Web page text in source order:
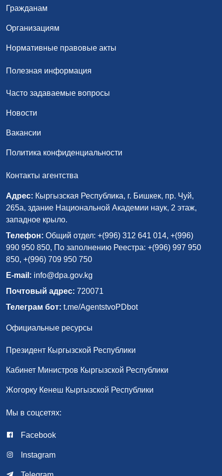
Гражданам
Организациям
Нормативные правовые акты
Полезная информация
Часто задаваемые вопросы
Новости
Вакансии
Политика конфиденциальности
Контакты агентства
Адрес: Кыргызская Республика, г. Бишкек, пр. Чуй,
265а, здание Национальной Академии наук, 2 этаж,
западное крыло.
Телефон: Общий отдел: +(996) 312 641 014, +(996)
990 950 850, По заполнению Реестра: +(996) 997 950
850, +(996) 709 950 750
E-mail: info@dpa.gov.kg
Почтовый адрес: 720071
Телеграм бот: t.me/AgentstvoPDbot
Официальные ресурсы
Президент Кыргызской Республики
Кабинет Министров Кыргызской Республики
Жогорку Кенеш Кыргызской Республики
Мы в соцсетях:
Facebook
Instagram